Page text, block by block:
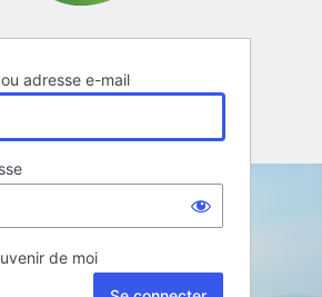
adresse e-mail
de moi